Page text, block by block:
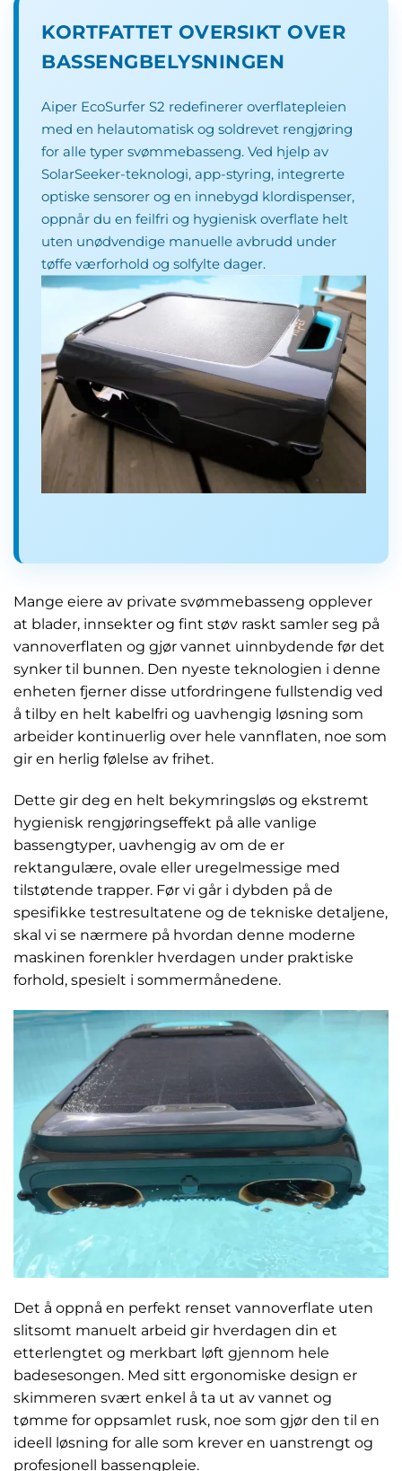
KORTFATTET OVERSIKT OVER
BASSENGBELYSNINGEN
Aiper EcoSurfer S2 redefinerer overflatepleien
med en helautomatisk og soldrevet rengjøring
for alle typer svømmebasseng. Ved hjelp av
SolarSeeker-teknologi, app-styring, integrerte
optiske sensorer og en innebygd klordispenser,
oppnår du en feilfri og hygienisk overflate helt
uten unødvendige manuelle avbrudd under
tøffe værforhold og solfylte dager.
Mange eiere av private svømmebasseng opplever
at blader, innsekter og fint støv raskt samler seg på
vannoverflaten og gjør vannet uinnbydende før det
synker til bunnen. Den nyeste teknologien i denne
enheten fjerner disse utfordringene fullstendig ved
å tilby en helt kabelfri og uavhengig løsning som
arbeider kontinuerlig over hele vannflaten, noe som
gir en herlig følelse av frihet.
Dette gir deg en helt bekymringsløs og ekstremt
hygienisk rengjøringseffekt på alle vanlige
bassengtyper, uavhengig av om de er
rektangulære, ovale eller uregelmessige med
tilstøtende trapper. Før vi går i dybden på de
spesifikke testresultatene og de tekniske detaljene,
skal vi se nærmere på hvordan denne moderne
maskinen forenkler hverdagen under praktiske
forhold, spesielt i sommermånedene.
Det å oppnå en perfekt renset vannoverflate uten
slitsomt manuelt arbeid gir hverdagen din et
etterlengtet og merkbart løft gjennom hele
badesesongen. Med sitt ergonomiske design er
skimmeren svært enkel å ta ut av vannet og
tømme for oppsamlet rusk, noe som gjør den til en
ideell løsning for alle som krever en uanstrengt og
profesjonell bassengpleie.